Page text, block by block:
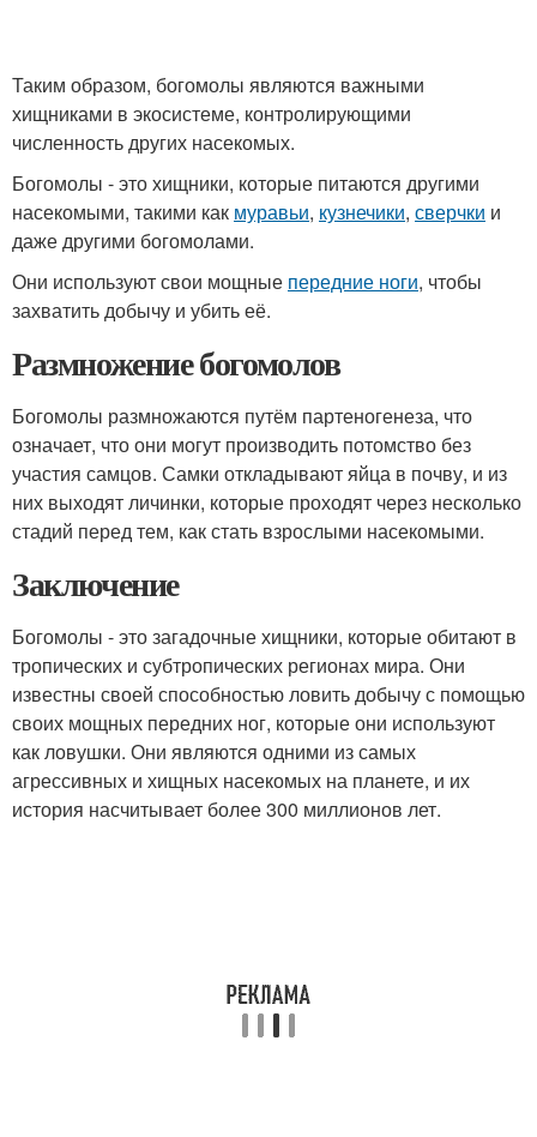
Таким образом, богомолы являются важными
хищниками в экосистеме, контролирующими
численность других насекомых.
Богомолы - это хищники, которые питаются другими
насекомыми, такими как муравьи, кузнечики, сверчки и
даже другими богомолами.
Они используют свои мощные передние ноги, чтобы
захватить добычу и убить её.
Размножение богомолов
Богомолы размножаются путём партеногенеза, что
означает, что они могут производить потомство без
участия самцов. Самки откладывают яйца в почву, и из
них выходят личинки, которые проходят через несколько
стадий перед тем, как стать взрослыми насекомыми.
Заключение
Богомолы - это загадочные хищники, которые обитают в
тропических и субтропических регионах мира. Они
известны своей способностью ловить добычу с помощью
своих мощных передних ног, которые они используют
как ловушки. Они являются одними из самых
агрессивных и хищных насекомых на планете, и их
история насчитывает более 300 миллионов лет.